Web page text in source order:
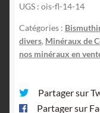
Corrèze.
UGS : ois-fl-14-14
Catégories :
divers, Minéraux de
nos minéraux en
Partager sur
Partager sur